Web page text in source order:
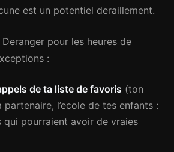
est un potentiel deraillement.
pour les heures de
:
de ta liste de favoris (ton
l’ecole de tes enfants :
qui pourraient avoir de vraies